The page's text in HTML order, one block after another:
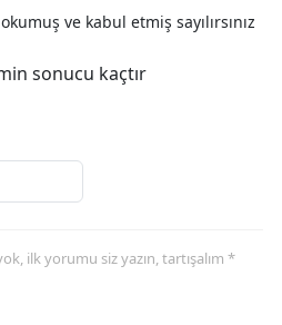
okumuş ve kabul etmiş sayılırsınız
sonucu kaçtır
ilk yorumu siz yazın, tartışalım *